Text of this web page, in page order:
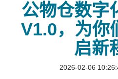
公物仓数字
V1.0，为你
启新
2026-02-06